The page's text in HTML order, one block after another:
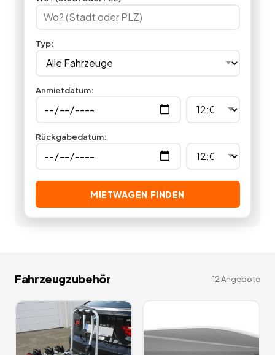
Fahrt vor sich? Jetzt bei Miet24 ein Navigationssystem
mieten.12Angebotedeutschlandweit.
Typ:
Anmietdatum:
Rückgabedatum:
MIETWAGEN FINDEN
Fahrzeugzubehör 12Angebote